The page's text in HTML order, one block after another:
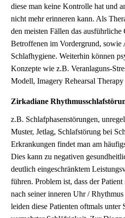
diese man keine Kontrolle hat und
nicht mehr erinneren kann. Als
den meisten Fällen das ausführliche
Betroffenen im Vordergrund, sowie
Schlafhygiene. Weiterhin können
Konzepte wie z.B. Veranlaguns-
Modell, Imagery Rehearsal
Zirkadiane
z.B. Schlafphasenstörungen,
Muster, Jetlag, Schlafstörung bei
Erkrankungen findet man am
Dies kann zu negativen
deutlich eingeschränktem
führen. Problem ist, dass der
nach seiner inneren Uhr /
leiden diese Patienten oftmals unter